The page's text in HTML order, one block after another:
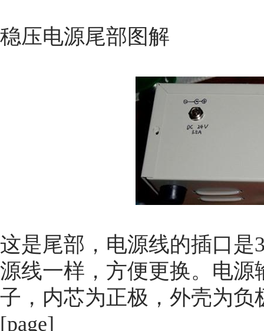
稳压电源尾部图解
这是尾部，电源线的插口
源线一样，方便更换。电
子，内芯为正极，外壳为负
[page]